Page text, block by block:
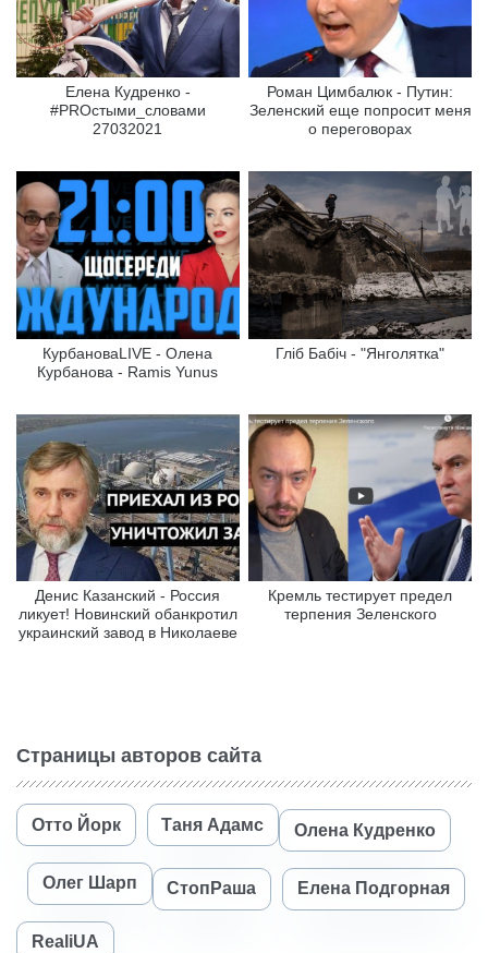
Елена Кудренко -
#PROстыми_словами
27032021
Роман Цимбалюк - Путин:
Зеленский еще попросит меня
о переговорах
КурбановаLIVE - Олена
Курбанова - Ramis Yunus
Гліб Бабіч - "Янголятка"
Денис Казанский - Россия
ликует! Новинский обанкротил
украинский завод в Николаеве
Кремль тестирует предел
терпения Зеленского
Страницы авторов сайта
Отто Йорк Таня Адамс Олена Кудренко
Олег Шарп СтопРаша Елена Подгорная
RealiUA